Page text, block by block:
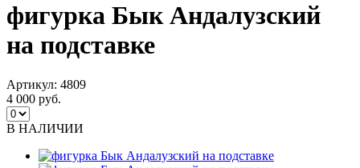
фигурка Бык Андалузский
на подставке
Артикул: 4809
4 000 руб.
В НАЛИЧИИ